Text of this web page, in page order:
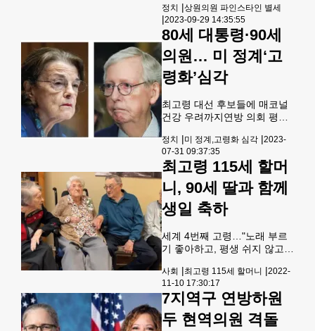
이어 도쿄(2014년), 베를린
(2014년), 보스턴(2015년), 뉴
욕(20
인스타인 상원의원(가운데)[로
이터 연합뉴스 자료사진]연방
상원 역사상 '최장수(6선·31년
재임)' 여성 의원이자 현직 최
고령 상원의원이었던 다이앤
파인스타인 의원(캘리포니아·
민주)이 90세의 일기로 별세했
다.29일 AP통신 등 언론에 따
르면 파인스타인 의원은 전날
밤 워싱턴 D.C.의 자택에서 숨
을 거뒀다고 의원실이 발표했
다.파인스타인 의원은
1970∼80년대 샌프란시스코
역사상 첫 여성 시장 경력을 거
쳐 1992년 상원의원에 처음
정치 |상원의원 파인스타인 별세
|2023-09-29 14:35:55
80세 대통령·90세
의원… 미 정계‘고
령화’심각
최고령 대선 후보들에 매코널
건강 우려까지연방 의회 평균
해 90세인 다이앤 파인스타인
(왼쪽) 의원과 81세의 미치 매
코널 원내대표.&nbsp; &nbsp;
&nbsp;&lt;로이터&gt;미국 정
계에서 정치인 고령화를 둘러
싼 ‘불편한’ 질문이 수면 위로
떠올랐다고 뉴욕타임스(NYT)
가 29일 보도했다.&nbsp;이같
은 쟁점은 내년 대선을 앞두고
양강 구도를 달리는 조 바이든
대통령과 도널드 트럼프 전 대
통령이 각각 올해 80세, 77세
라는 점에서 이미 불거졌다. 그
런데 최근 의회에서 일부 고령
정치 |미 정계,고령화 심각 |2023-
07-31 09:37:35
최고령 115세 할머
니, 90세 딸과 함께
생일 축하
세계 4번째 고령…"노래 부르
기 좋아하고, 평생 쉬지 않고
령 할머니, 115세 생일 축하미
국 아이오와주 베시 헨드릭스
할머니(왼쪽 두 번째)가 115번
째 생일을 맞아 아들 리온(가
운데), 딸 조앤 섀퍼(오른쪽 두
사회 |최고령 115세 할머니 |2022-
11-10 17:30:17
7지역구 연방하원
두 현역의원 격돌